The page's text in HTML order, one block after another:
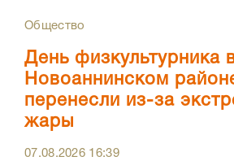
Общество
День физкультурника
Новоаннинском
перенесли из-за
жары
07.08.2026 16:39